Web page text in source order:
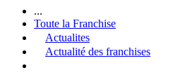
...
Toute la Franchise
Actualites
Actualité des franchises